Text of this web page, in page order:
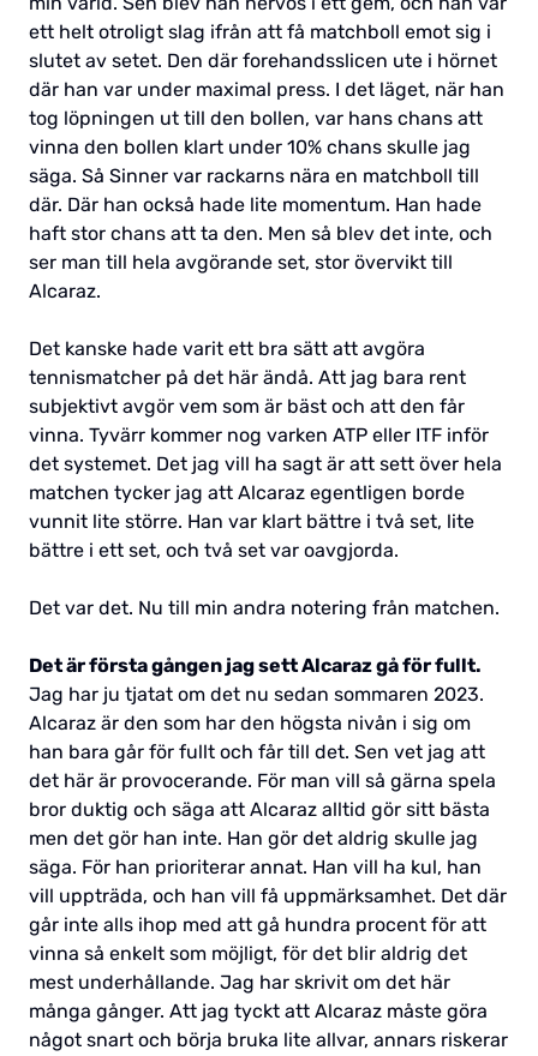
ett helt otroligt slag ifrån att få matchboll emot sig i
slutet av setet. Den där forehandsslicen ute i hörnet
där han var under maximal press. I det läget, när han
tog löpningen ut till den bollen, var hans chans att
vinna den bollen klart under 10% chans skulle jag
säga. Så Sinner var rackarns nära en matchboll till
där. Där han också hade lite momentum. Han hade
haft stor chans att ta den. Men så blev det inte, och
ser man till hela avgörande set, stor övervikt till
Alcaraz.
Det kanske hade varit ett bra sätt att avgöra
tennismatcher på det här ändå. Att jag bara rent
subjektivt avgör vem som är bäst och att den får
vinna. Tyvärr kommer nog varken ATP eller ITF inför
det systemet. Det jag vill ha sagt är att sett över hela
matchen tycker jag att Alcaraz egentligen borde
vunnit lite större. Han var klart bättre i två set, lite
bättre i ett set, och två set var oavgjorda.
Det var det. Nu till min andra notering från matchen.
Det är första gången jag sett Alcaraz gå för fullt.
Jag har ju tjatat om det nu sedan sommaren 2023.
Alcaraz är den som har den högsta nivån i sig om
han bara går för fullt och får till det. Sen vet jag att
det här är provocerande. För man vill så gärna spela
bror duktig och säga att Alcaraz alltid gör sitt bästa
men det gör han inte. Han gör det aldrig skulle jag
säga. För han prioriterar annat. Han vill ha kul, han
vill uppträda, och han vill få uppmärksamhet. Det där
går inte alls ihop med att gå hundra procent för att
vinna så enkelt som möjligt, för det blir aldrig det
mest underhållande. Jag har skrivit om det här
många gånger. Att jag tyckt att Alcaraz måste göra
något snart och börja bruka lite allvar, annars riskerar